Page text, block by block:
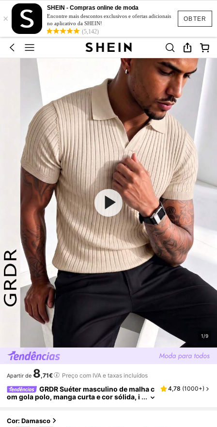
OBTER
×
SHEIN - Compras online de moda
Encontre mais descontos exclusivos e ofertas adicionais
no aplicativo da SHEIN!
(5,142)
1/9
Apartir de 8,71€ Preço com IVA e taxas incluídos
GRDR Suéter masculino de malha c
om gola polo, manga curta e cor sólida, i
4,78 (1000+)
Cor: Damasco